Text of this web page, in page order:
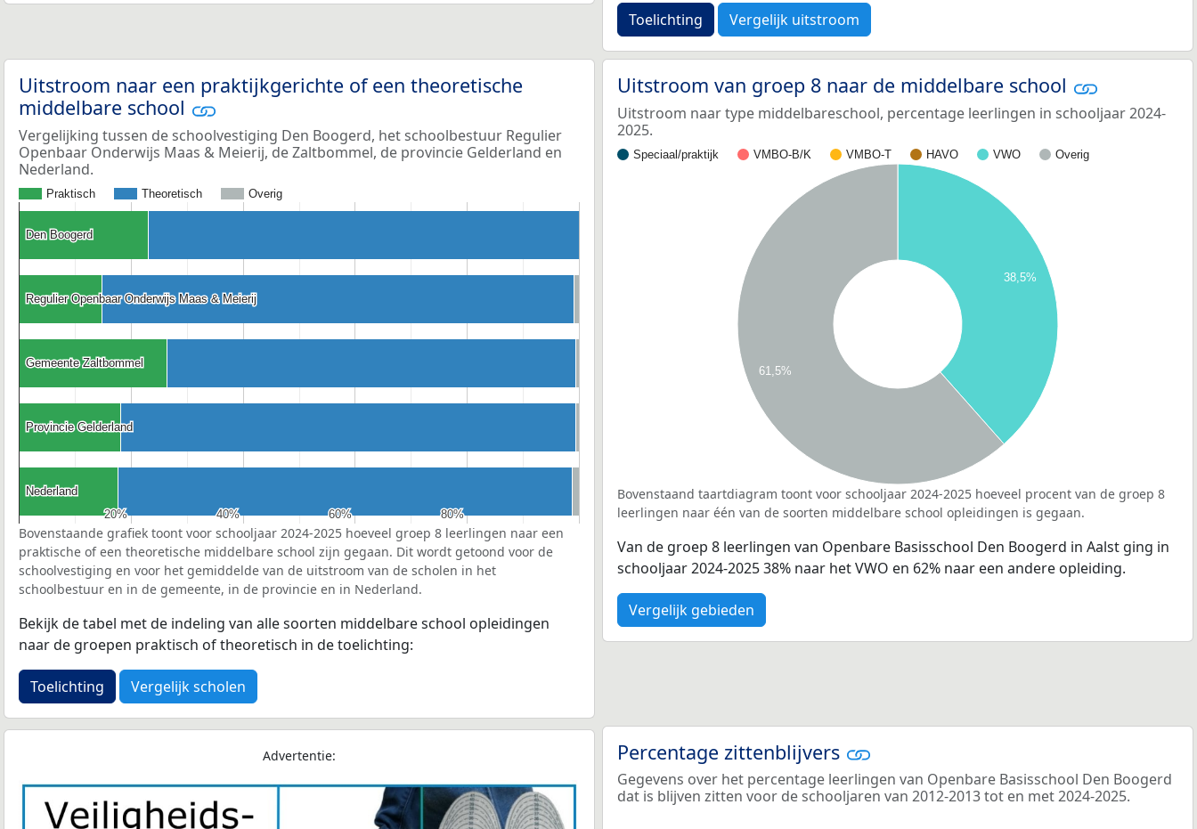
Toelichting Vergelijk uitstroom
Uitstroom naar een praktijkgerichte of een theoretische
middelbare school
Vergelijking tussen de schoolvestiging Den Boogerd, het schoolbestuur Regulier
Openbaar Onderwijs Maas & Meierij, de Zaltbommel, de provincie Gelderland en
Nederland.
Praktisch Theoretisch Overig
20%
20% 40%
40% 60%
60% 80%
80%
Den Boogerd
Den Boogerd
Regulier Openbaar Onderwijs Maas & Meierij
Regulier Openbaar Onderwijs Maas & Meierij
Gemeente Zaltbommel
Gemeente Zaltbommel
Provincie Gelderland
Provincie Gelderland
Nederland
Nederland
Bovenstaande grafiek toont voor schooljaar 2024-2025 hoeveel groep 8 leerlingen naar een
praktische of een theoretische middelbare school zijn gegaan. Dit wordt getoond voor de
schoolvestiging en voor het gemiddelde van de uitstroom van de scholen in het
schoolbestuur en in de gemeente, in de provincie en in Nederland.
Bekijk de tabel met de indeling van alle soorten middelbare school opleidingen
naar de groepen praktisch of theoretisch in de toelichting:
Toelichting Vergelijk scholen
Uitstroom van groep 8 naar de middelbare school
Uitstroom naar type middelbareschool, percentage leerlingen in schooljaar 2024-
2025.
Speciaal/praktijk VMBO-B/K VMBO-T HAVO VWO Overig
38,5%
61,5%
Bovenstaand taartdiagram toont voor schooljaar 2024-2025 hoeveel procent van de groep 8
leerlingen naar één van de soorten middelbare school opleidingen is gegaan.
Van de groep 8 leerlingen van Openbare Basisschool Den Boogerd in Aalst ging in
schooljaar 2024-2025 38% naar het VWO en 62% naar een andere opleiding.
Vergelijk gebieden
Advertentie: Percentage zittenblijvers
Gegevens over het percentage leerlingen van Openbare Basisschool Den Boogerd
dat is blijven zitten voor de schooljaren van 2012-2013 tot en met 2024-2025.